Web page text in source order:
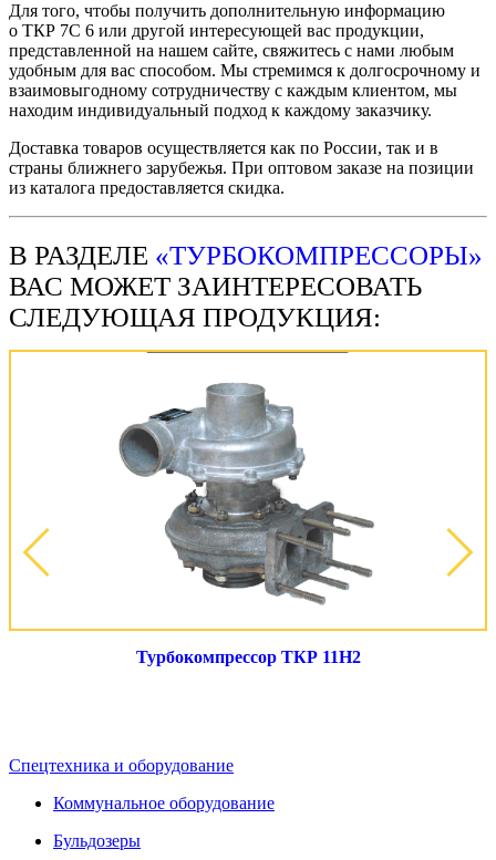
Для того, чтобы получить дополнительную информацию
о ТКР 7С 6 или другой интересующей вас продукции,
представленной на нашем сайте, свяжитесь с нами любым
удобным для вас способом. Мы стремимся к долгосрочному и
взаимовыгодному сотрудничеству с каждым клиентом, мы
находим индивидуальный подход к каждому заказчику.
Доставка товаров осуществляется как по России, так и в
страны ближнего зарубежья. При оптовом заказе на позиции
из каталога предоставляется скидка.
В РАЗДЕЛЕ «ТУРБОКОМПРЕССОРЫ»
ВАС МОЖЕТ ЗАИНТЕРЕСОВАТЬ
СЛЕДУЮЩАЯ ПРОДУКЦИЯ:
Турбокомпрессор ТКР 11Н2
Спецтехника и оборудование
Коммунальное оборудование
Бульдозеры